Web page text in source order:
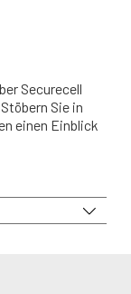
Securecell
Sie in
einen Einblick